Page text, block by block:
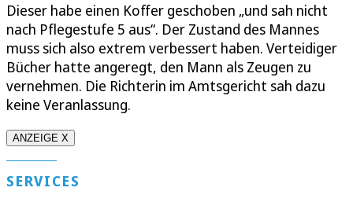
Dieser habe einen Koffer geschoben „und sah nicht
nach Pflegestufe 5 aus“. Der Zustand des Mannes
muss sich also extrem verbessert haben. Verteidiger
Bücher hatte angeregt, den Mann als Zeugen zu
vernehmen. Die Richterin im Amtsgericht sah dazu
keine Veranlassung.
ANZEIGE X
SERVICES